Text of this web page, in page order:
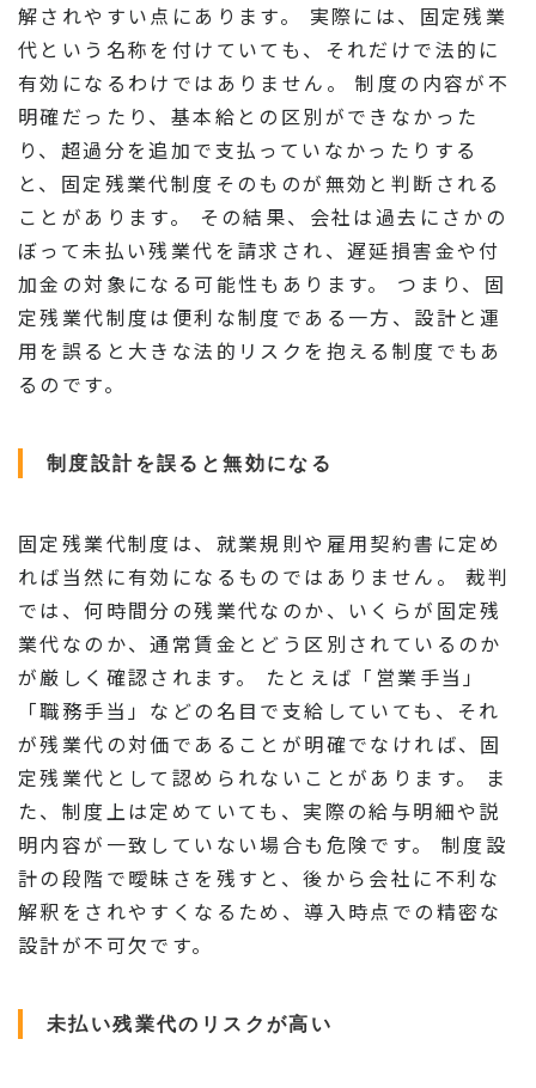
解されやすい点にあります。 実際には、固定残業
代という名称を付けていても、それだけで法的に
有効になるわけではありません。 制度の内容が不
明確だったり、基本給との区別ができなかった
り、超過分を追加で支払っていなかったりする
と、固定残業代制度そのものが無効と判断される
ことがあります。 その結果、会社は過去にさかの
ぼって未払い残業代を請求され、遅延損害金や付
加金の対象になる可能性もあります。 つまり、固
定残業代制度は便利な制度である一方、設計と運
用を誤ると大きな法的リスクを抱える制度でもあ
るのです。
制度設計を誤ると無効になる
固定残業代制度は、就業規則や雇用契約書に定め
れば当然に有効になるものではありません。 裁判
では、何時間分の残業代なのか、いくらが固定残
業代なのか、通常賃金とどう区別されているのか
が厳しく確認されます。 たとえば「営業手当」
「職務手当」などの名目で支給していても、それ
が残業代の対価であることが明確でなければ、固
定残業代として認められないことがあります。 ま
た、制度上は定めていても、実際の給与明細や説
明内容が一致していない場合も危険です。 制度設
計の段階で曖昧さを残すと、後から会社に不利な
解釈をされやすくなるため、導入時点での精密な
設計が不可欠です。
未払い残業代のリスクが高い